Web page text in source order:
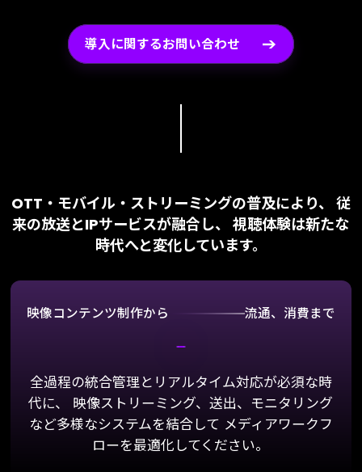
導入に関するお問い合わせ
OTT・モバイル・ストリーミングの普及により、 従
来の放送とIPサービスが融合し、 視聴体験は新たな
時代へと変化しています。
映像コンテンツ制作から 流通、消費まで
全過程の統合管理とリアルタイム対応が必須な時
代に、
映像ストリーミング、送出、モニタリング
など多様なシステムを結合して メディアワークフ
ローを最適化してください。